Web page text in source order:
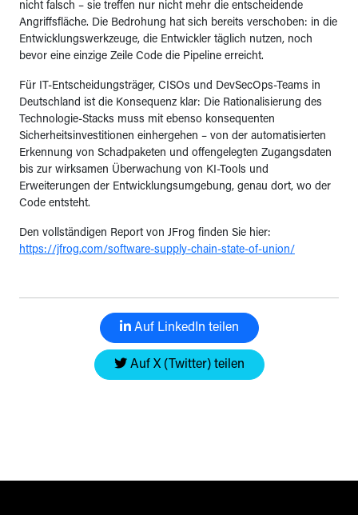
nicht falsch – sie treffen nur nicht mehr die entscheidende
Angriffsfläche. Die Bedrohung hat sich bereits verschoben: in die
Entwicklungswerkzeuge, die Entwickler täglich nutzen, noch
bevor eine einzige Zeile Code die Pipeline erreicht.
Für IT-Entscheidungsträger, CISOs und DevSecOps-Teams in
Deutschland ist die Konsequenz klar: Die Rationalisierung des
Technologie-Stacks muss mit ebenso konsequenten
Sicherheitsinvestitionen einhergehen – von der automatisierten
Erkennung von Schadpaketen und offengelegten Zugangsdaten
bis zur wirksamen Überwachung von KI-Tools und
Erweiterungen der Entwicklungsumgebung, genau dort, wo der
Code entsteht.
Den vollständigen Report von JFrog finden Sie hier:
https://jfrog.com/software-supply-chain-state-of-union/
Auf LinkedIn teilen
Auf X (Twitter) teilen